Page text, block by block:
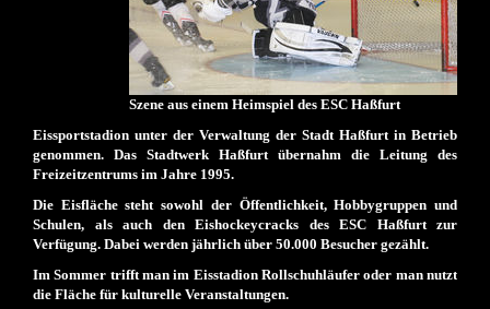
Szene aus einem Heimspiel des ESC Haßfurt
Eissportstadion unter der Verwaltung der Stadt Haßfurt in Betrieb
genommen. Das Stadtwerk Haßfurt übernahm die Leitung des
Freizeitzentrums im Jahre 1995.
Die Eisfläche steht sowohl der Öffentlichkeit, Hobbygruppen und
Schulen, als auch den Eishockeycracks des ESC Haßfurt zur
Verfügung. Dabei werden jährlich über 50.000 Besucher gezählt.
Im Sommer trifft man im Eisstadion Rollschuhläufer oder man nutzt
die Fläche für kulturelle Veranstaltungen.